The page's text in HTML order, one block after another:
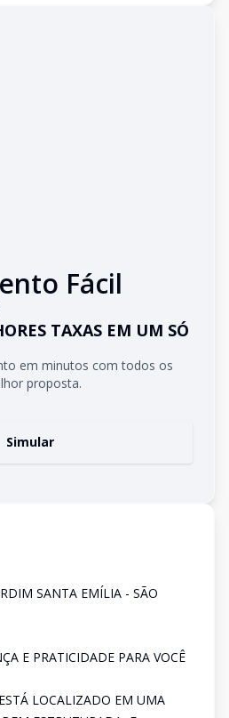
Fácil
TAXAS EM UM SÓ
em minutos com todos os
proposta.
Simular
SANTA EMÍLIA - SÃO
E PRATICIDADE PARA VOCÊ
LOCALIZADO EM UMA